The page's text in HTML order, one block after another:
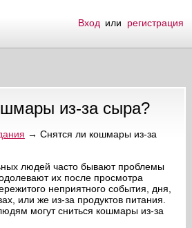
Вход или регистрация
из-за сыра?
→ Снятся ли кошмары из-за
людей часто бывают проблемы
их после просмотра
неприятного события, дня,
или же из-за продуктов питания.
могут сниться кошмары из-за